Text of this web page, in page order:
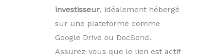
investisseur, idéalement hébergé
sur une plateforme comme
Google Drive ou DocSend.
Assurez-vous que le lien est actif